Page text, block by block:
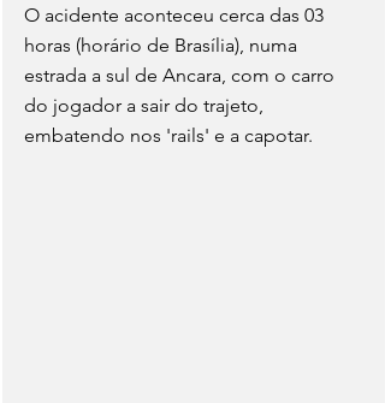
O acidente aconteceu cerca das 03
horas (horário de Brasília), numa
estrada a sul de Ancara, com o carro
do jogador a sair do trajeto,
embatendo nos 'rails' e a capotar.